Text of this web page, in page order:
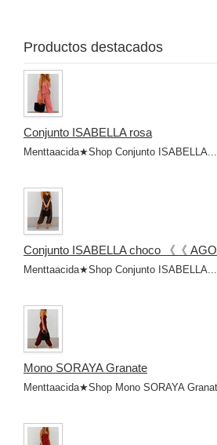
Productos destacados
Conjunto ISABELLA rosa
Menttaacida★Shop Conjunto ISABELLA...
Conjunto ISABELLA choco 《《
Menttaacida★Shop Conjunto ISABELLA...
Mono SORAYA Granate
Menttaacida★Shop Mono SORAYA